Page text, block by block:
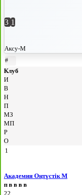
3 1
Аксу-М
#
Клуб
И
В
Н
П
МЗ
МП
Р
О
1
Академия Оңтүстік М
п в в в в
22